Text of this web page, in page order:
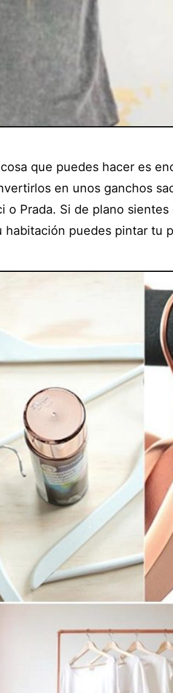
que puedes hacer es
en unos ganchos
o Prada. Si de plano
habitación puedes pintar tu